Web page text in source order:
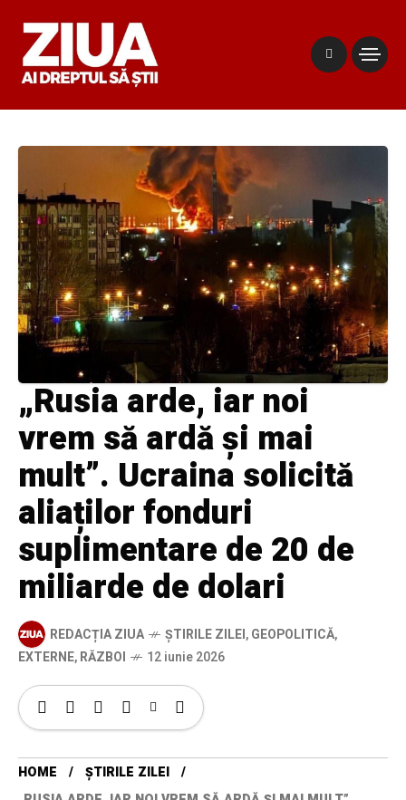
„Rusia arde, iar noi
vrem să ardă și mai
mult”. Ucraina solicită
aliaților fonduri
suplimentare de 20 de
miliarde de dolari
REDACȚIA ZIUA ȘTIRILE ZILEI,GEOPOLITICĂ,
EXTERNE,RĂZBOI 12 iunie 2026
HOME
ȘTIRILE ZILEI